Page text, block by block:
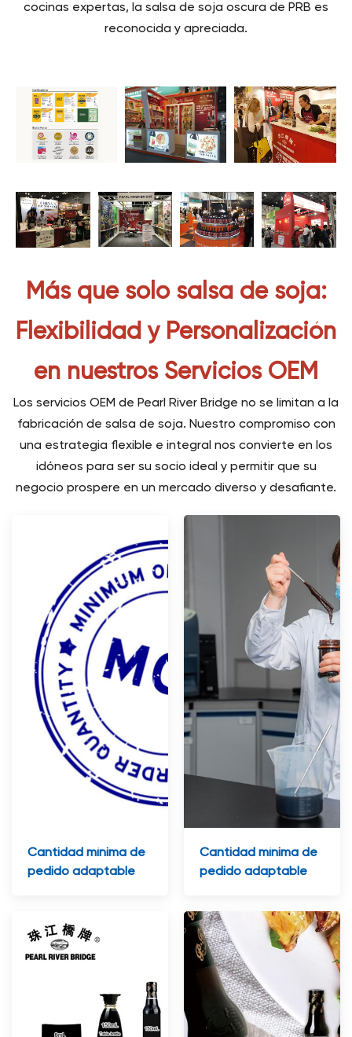
cocinas expertas, la salsa de soja oscura de PRB es
reconocida y apreciada.
Más que solo salsa de soja:
Flexibilidad y Personalización
en nuestros Servicios OEM
Los servicios OEM de Pearl River Bridge no se limitan a la
fabricación de salsa de soja. Nuestro compromiso con
una estrategia flexible e integral nos convierte en los
idóneos para ser su socio ideal y permitir que su
negocio prospere en un mercado diverso y desafiante.
Cantidad mínima de
pedido adaptable
Cantidad mínima de
pedido adaptable